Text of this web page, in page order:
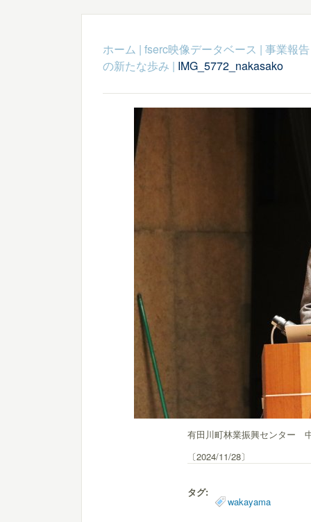
ホーム | fserc映像データベース | 事業報告
の新たな歩み | IMG_5772_nakasako
有田川町林業振興センター
〔2024/11/28〕
タグ:
wakayama